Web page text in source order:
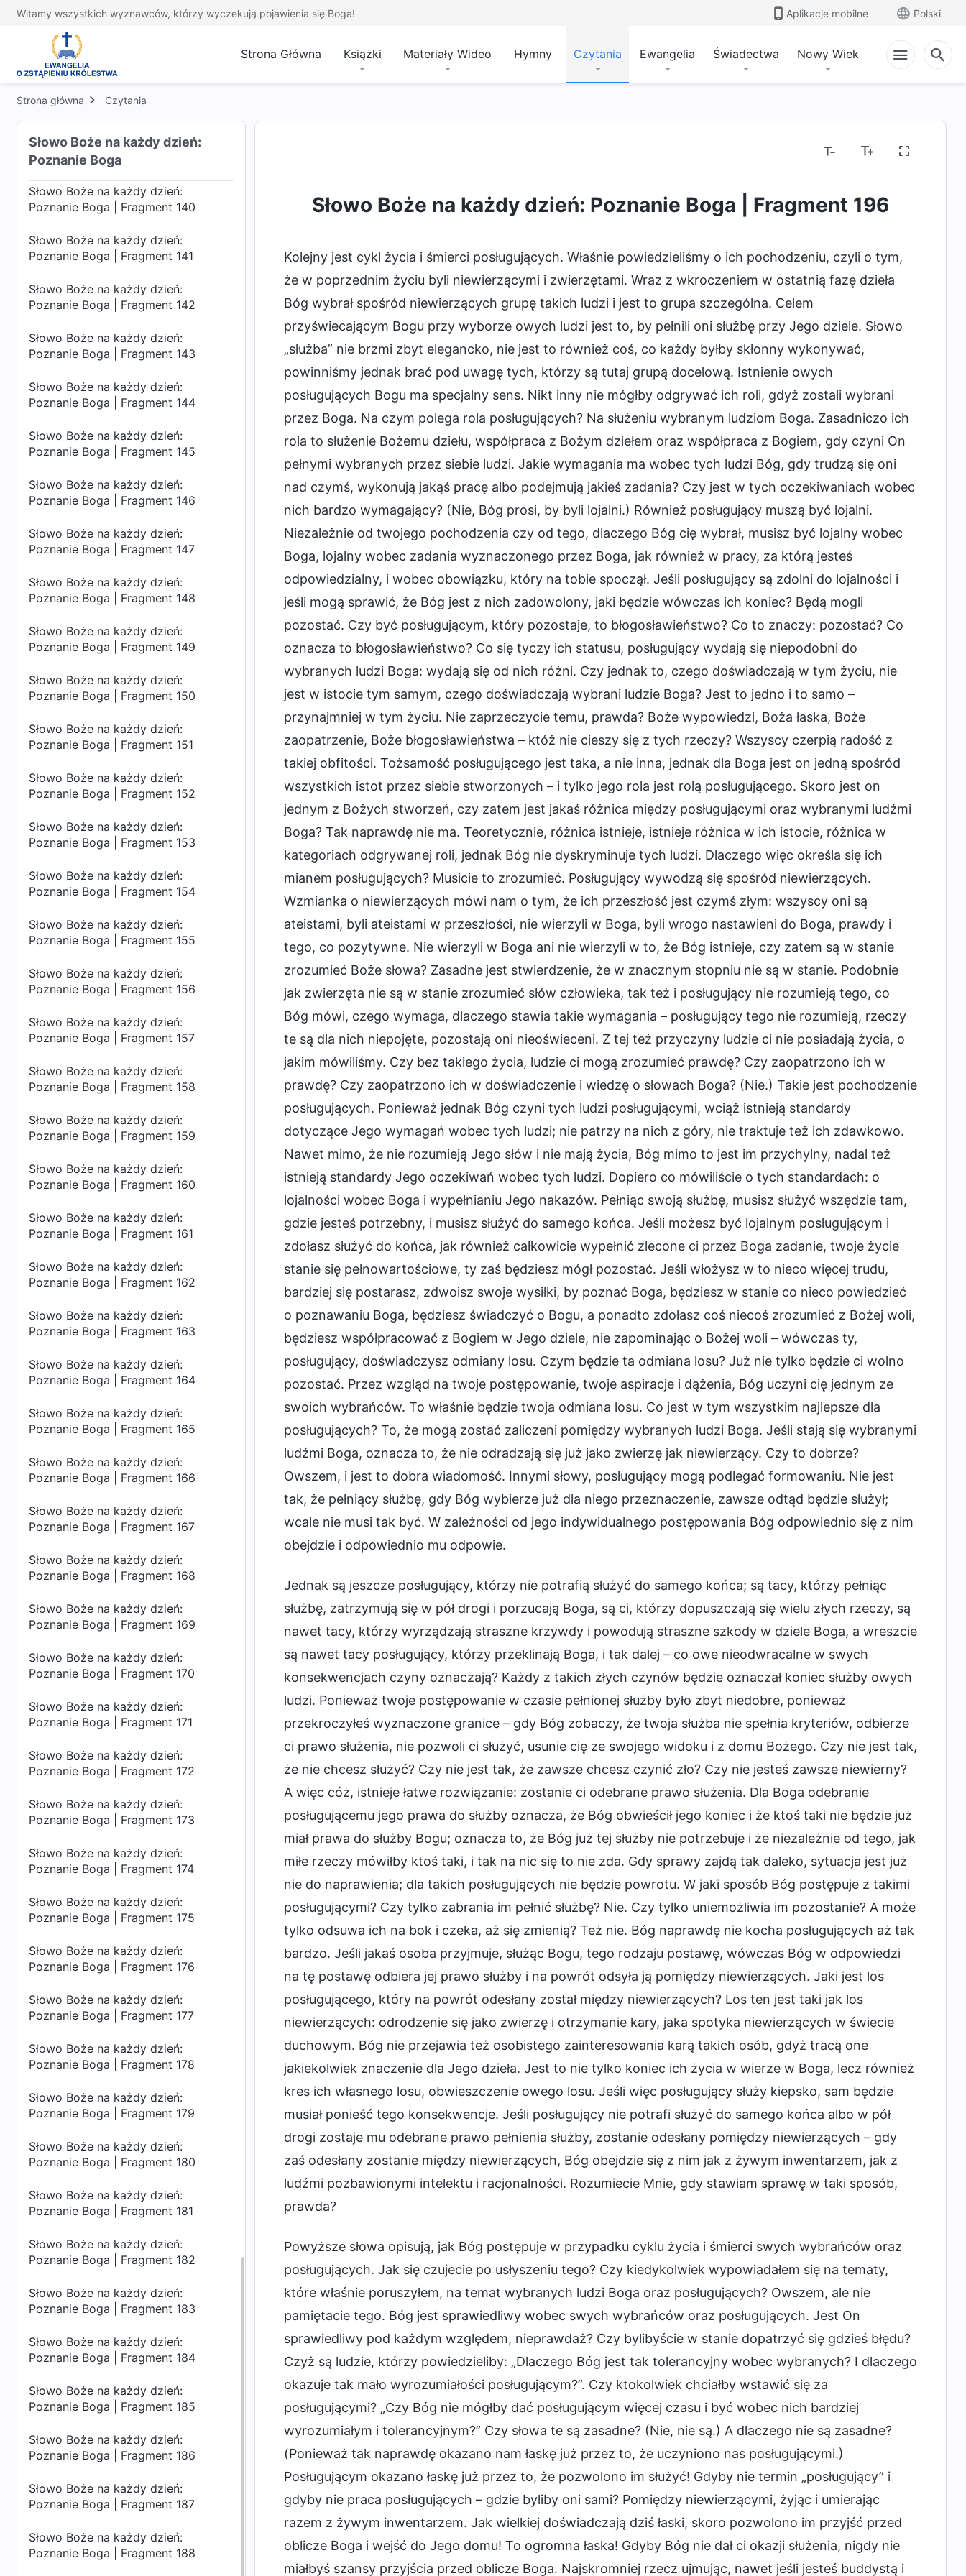
Witamy wszystkich wyznawców, którzy wyczekują pojawienia się Boga! Aplikacje mobilne Polski
Strona Główna Książki Materiały Wideo Hymny Czytania Ewangelia Świadectwa Nowy Wiek
Strona główna Czytania
Słowo Boże na każdy dzień:
Poznanie Boga
Poznanie Boga | Fragment 136
Słowo Boże na każdy dzień:
Poznanie Boga | Fragment 137
Słowo Boże na każdy dzień:
Poznanie Boga | Fragment 138
Słowo Boże na każdy dzień:
Poznanie Boga | Fragment 139
Słowo Boże na każdy dzień:
Poznanie Boga | Fragment 140
Słowo Boże na każdy dzień:
Poznanie Boga | Fragment 141
Słowo Boże na każdy dzień:
Poznanie Boga | Fragment 142
Słowo Boże na każdy dzień:
Poznanie Boga | Fragment 143
Słowo Boże na każdy dzień:
Poznanie Boga | Fragment 144
Słowo Boże na każdy dzień:
Poznanie Boga | Fragment 145
Słowo Boże na każdy dzień:
Poznanie Boga | Fragment 146
Słowo Boże na każdy dzień:
Poznanie Boga | Fragment 147
Słowo Boże na każdy dzień:
Poznanie Boga | Fragment 148
Słowo Boże na każdy dzień:
Poznanie Boga | Fragment 149
Słowo Boże na każdy dzień:
Poznanie Boga | Fragment 150
Słowo Boże na każdy dzień:
Poznanie Boga | Fragment 151
Słowo Boże na każdy dzień:
Poznanie Boga | Fragment 152
Słowo Boże na każdy dzień:
Poznanie Boga | Fragment 153
Słowo Boże na każdy dzień:
Poznanie Boga | Fragment 154
Słowo Boże na każdy dzień:
Poznanie Boga | Fragment 155
Słowo Boże na każdy dzień:
Poznanie Boga | Fragment 156
Słowo Boże na każdy dzień:
Poznanie Boga | Fragment 157
Słowo Boże na każdy dzień:
Poznanie Boga | Fragment 158
Słowo Boże na każdy dzień:
Poznanie Boga | Fragment 159
Słowo Boże na każdy dzień:
Poznanie Boga | Fragment 160
Słowo Boże na każdy dzień:
Poznanie Boga | Fragment 161
Słowo Boże na każdy dzień:
Poznanie Boga | Fragment 162
Słowo Boże na każdy dzień:
Poznanie Boga | Fragment 163
Słowo Boże na każdy dzień:
Poznanie Boga | Fragment 164
Słowo Boże na każdy dzień:
Poznanie Boga | Fragment 165
Słowo Boże na każdy dzień:
Poznanie Boga | Fragment 166
Słowo Boże na każdy dzień:
Poznanie Boga | Fragment 167
Słowo Boże na każdy dzień:
Poznanie Boga | Fragment 168
Słowo Boże na każdy dzień:
Poznanie Boga | Fragment 169
Słowo Boże na każdy dzień:
Poznanie Boga | Fragment 170
Słowo Boże na każdy dzień:
Poznanie Boga | Fragment 171
Słowo Boże na każdy dzień:
Poznanie Boga | Fragment 172
Słowo Boże na każdy dzień:
Poznanie Boga | Fragment 173
Słowo Boże na każdy dzień:
Poznanie Boga | Fragment 174
Słowo Boże na każdy dzień:
Poznanie Boga | Fragment 175
Słowo Boże na każdy dzień:
Poznanie Boga | Fragment 176
Słowo Boże na każdy dzień:
Poznanie Boga | Fragment 177
Słowo Boże na każdy dzień:
Poznanie Boga | Fragment 178
Słowo Boże na każdy dzień:
Poznanie Boga | Fragment 179
Słowo Boże na każdy dzień:
Poznanie Boga | Fragment 180
Słowo Boże na każdy dzień:
Poznanie Boga | Fragment 181
Słowo Boże na każdy dzień:
Poznanie Boga | Fragment 182
Słowo Boże na każdy dzień:
Poznanie Boga | Fragment 183
Słowo Boże na każdy dzień:
Poznanie Boga | Fragment 184
Słowo Boże na każdy dzień:
Poznanie Boga | Fragment 185
Słowo Boże na każdy dzień:
Poznanie Boga | Fragment 186
Słowo Boże na każdy dzień:
Poznanie Boga | Fragment 187
Słowo Boże na każdy dzień:
Poznanie Boga | Fragment 188
Słowo Boże na każdy dzień: Poznanie Boga | Fragment 196
Kolejny jest cykl życia i śmierci posługujących. Właśnie powiedzieliśmy o ich pochodzeniu, czyli o tym,
że w poprzednim życiu byli niewierzącymi i zwierzętami. Wraz z wkroczeniem w ostatnią fazę dzieła
Bóg wybrał spośród niewierzących grupę takich ludzi i jest to grupa szczególna. Celem
przyświecającym Bogu przy wyborze owych ludzi jest to, by pełnili oni służbę przy Jego dziele. Słowo
„służba” nie brzmi zbyt elegancko, nie jest to również coś, co każdy byłby skłonny wykonywać,
powinniśmy jednak brać pod uwagę tych, którzy są tutaj grupą docelową. Istnienie owych
posługujących Bogu ma specjalny sens. Nikt inny nie mógłby odgrywać ich roli, gdyż zostali wybrani
przez Boga. Na czym polega rola posługujących? Na służeniu wybranym ludziom Boga. Zasadniczo ich
rola to służenie Bożemu dziełu, współpraca z Bożym dziełem oraz współpraca z Bogiem, gdy czyni On
pełnymi wybranych przez siebie ludzi. Jakie wymagania ma wobec tych ludzi Bóg, gdy trudzą się oni
nad czymś, wykonują jakąś pracę albo podejmują jakieś zadania? Czy jest w tych oczekiwaniach wobec
nich bardzo wymagający? (Nie, Bóg prosi, by byli lojalni.) Również posługujący muszą być lojalni.
Niezależnie od twojego pochodzenia czy od tego, dlaczego Bóg cię wybrał, musisz być lojalny wobec
Boga, lojalny wobec zadania wyznaczonego przez Boga, jak również w pracy, za którą jesteś
odpowiedzialny, i wobec obowiązku, który na tobie spoczął. Jeśli posługujący są zdolni do lojalności i
jeśli mogą sprawić, że Bóg jest z nich zadowolony, jaki będzie wówczas ich koniec? Będą mogli
pozostać. Czy być posługującym, który pozostaje, to błogosławieństwo? Co to znaczy: pozostać? Co
oznacza to błogosławieństwo? Co się tyczy ich statusu, posługujący wydają się niepodobni do
wybranych ludzi Boga: wydają się od nich różni. Czy jednak to, czego doświadczają w tym życiu, nie
jest w istocie tym samym, czego doświadczają wybrani ludzie Boga? Jest to jedno i to samo –
przynajmniej w tym życiu. Nie zaprzeczycie temu, prawda? Boże wypowiedzi, Boża łaska, Boże
zaopatrzenie, Boże błogosławieństwa – któż nie cieszy się z tych rzeczy? Wszyscy czerpią radość z
takiej obfitości. Tożsamość posługującego jest taka, a nie inna, jednak dla Boga jest on jedną spośród
wszystkich istot przez siebie stworzonych – i tylko jego rola jest rolą posługującego. Skoro jest on
jednym z Bożych stworzeń, czy zatem jest jakaś różnica między posługującymi oraz wybranymi ludźmi
Boga? Tak naprawdę nie ma. Teoretycznie, różnica istnieje, istnieje różnica w ich istocie, różnica w
kategoriach odgrywanej roli, jednak Bóg nie dyskryminuje tych ludzi. Dlaczego więc określa się ich
mianem posługujących? Musicie to zrozumieć. Posługujący wywodzą się spośród niewierzących.
Wzmianka o niewierzących mówi nam o tym, że ich przeszłość jest czymś złym: wszyscy oni są
ateistami, byli ateistami w przeszłości, nie wierzyli w Boga, byli wrogo nastawieni do Boga, prawdy i
tego, co pozytywne. Nie wierzyli w Boga ani nie wierzyli w to, że Bóg istnieje, czy zatem są w stanie
zrozumieć Boże słowa? Zasadne jest stwierdzenie, że w znacznym stopniu nie są w stanie. Podobnie
jak zwierzęta nie są w stanie zrozumieć słów człowieka, tak też i posługujący nie rozumieją tego, co
Bóg mówi, czego wymaga, dlaczego stawia takie wymagania – posługujący tego nie rozumieją, rzeczy
te są dla nich niepojęte, pozostają oni nieoświeceni. Z tej też przyczyny ludzie ci nie posiadają życia, o
jakim mówiliśmy. Czy bez takiego życia, ludzie ci mogą zrozumieć prawdę? Czy zaopatrzono ich w
prawdę? Czy zaopatrzono ich w doświadczenie i wiedzę o słowach Boga? (Nie.) Takie jest pochodzenie
posługujących. Ponieważ jednak Bóg czyni tych ludzi posługującymi, wciąż istnieją standardy
dotyczące Jego wymagań wobec tych ludzi; nie patrzy na nich z góry, nie traktuje też ich zdawkowo.
Nawet mimo, że nie rozumieją Jego słów i nie mają życia, Bóg mimo to jest im przychylny, nadal też
istnieją standardy Jego oczekiwań wobec tych ludzi. Dopiero co mówiliście o tych standardach: o
lojalności wobec Boga i wypełnianiu Jego nakazów. Pełniąc swoją służbę, musisz służyć wszędzie tam,
gdzie jesteś potrzebny, i musisz służyć do samego końca. Jeśli możesz być lojalnym posługującym i
zdołasz służyć do końca, jak również całkowicie wypełnić zlecone ci przez Boga zadanie, twoje życie
stanie się pełnowartościowe, ty zaś będziesz mógł pozostać. Jeśli włożysz w to nieco więcej trudu,
bardziej się postarasz, zdwoisz swoje wysiłki, by poznać Boga, będziesz w stanie co nieco powiedzieć
o poznawaniu Boga, będziesz świadczyć o Bogu, a ponadto zdołasz coś niecoś zrozumieć z Bożej woli,
będziesz współpracować z Bogiem w Jego dziele, nie zapominając o Bożej woli – wówczas ty,
posługujący, doświadczysz odmiany losu. Czym będzie ta odmiana losu? Już nie tylko będzie ci wolno
pozostać. Przez wzgląd na twoje postępowanie, twoje aspiracje i dążenia, Bóg uczyni cię jednym ze
swoich wybrańców. To właśnie będzie twoja odmiana losu. Co jest w tym wszystkim najlepsze dla
posługujących? To, że mogą zostać zaliczeni pomiędzy wybranych ludzi Boga. Jeśli stają się wybranymi
ludźmi Boga, oznacza to, że nie odradzają się już jako zwierzę jak niewierzący. Czy to dobrze?
Owszem, i jest to dobra wiadomość. Innymi słowy, posługujący mogą podlegać formowaniu. Nie jest
tak, że pełniący służbę, gdy Bóg wybierze już dla niego przeznaczenie, zawsze odtąd będzie służył;
wcale nie musi tak być. W zależności od jego indywidualnego postępowania Bóg odpowiednio się z nim
obejdzie i odpowiednio mu odpowie.
Jednak są jeszcze posługujący, którzy nie potrafią służyć do samego końca; są tacy, którzy pełniąc
służbę, zatrzymują się w pół drogi i porzucają Boga, są ci, którzy dopuszczają się wielu złych rzeczy, są
nawet tacy, którzy wyrządzają straszne krzywdy i powodują straszne szkody w dziele Boga, a wreszcie
są nawet tacy posługujący, którzy przeklinają Boga, i tak dalej – co owe nieodwracalne w swych
konsekwencjach czyny oznaczają? Każdy z takich złych czynów będzie oznaczał koniec służby owych
ludzi. Ponieważ twoje postępowanie w czasie pełnionej służby było zbyt niedobre, ponieważ
przekroczyłeś wyznaczone granice – gdy Bóg zobaczy, że twoja służba nie spełnia kryteriów, odbierze
ci prawo służenia, nie pozwoli ci służyć, usunie cię ze swojego widoku i z domu Bożego. Czy nie jest tak,
że nie chcesz służyć? Czy nie jest tak, że zawsze chcesz czynić zło? Czy nie jesteś zawsze niewierny?
A więc cóż, istnieje łatwe rozwiązanie: zostanie ci odebrane prawo służenia. Dla Boga odebranie
posługującemu jego prawa do służby oznacza, że Bóg obwieścił jego koniec i że ktoś taki nie będzie już
miał prawa do służby Bogu; oznacza to, że Bóg już tej służby nie potrzebuje i że niezależnie od tego, jak
miłe rzeczy mówiłby ktoś taki, i tak na nic się to nie zda. Gdy sprawy zajdą tak daleko, sytuacja jest już
nie do naprawienia; dla takich posługujących nie będzie powrotu. W jaki sposób Bóg postępuje z takimi
posługującymi? Czy tylko zabrania im pełnić służbę? Nie. Czy tylko uniemożliwia im pozostanie? A może
tylko odsuwa ich na bok i czeka, aż się zmienią? Też nie. Bóg naprawdę nie kocha posługujących aż tak
bardzo. Jeśli jakaś osoba przyjmuje, służąc Bogu, tego rodzaju postawę, wówczas Bóg w odpowiedzi
na tę postawę odbiera jej prawo służby i na powrót odsyła ją pomiędzy niewierzących. Jaki jest los
posługującego, który na powrót odesłany został między niewierzących? Los ten jest taki jak los
niewierzących: odrodzenie się jako zwierzę i otrzymanie kary, jaka spotyka niewierzących w świecie
duchowym. Bóg nie przejawia też osobistego zainteresowania karą takich osób, gdyż tracą one
jakiekolwiek znaczenie dla Jego dzieła. Jest to nie tylko koniec ich życia w wierze w Boga, lecz również
kres ich własnego losu, obwieszczenie owego losu. Jeśli więc posługujący służy kiepsko, sam będzie
musiał ponieść tego konsekwencje. Jeśli posługujący nie potrafi służyć do samego końca albo w pół
drogi zostaje mu odebrane prawo pełnienia służby, zostanie odesłany pomiędzy niewierzących – gdy
zaś odesłany zostanie między niewierzących, Bóg obejdzie się z nim jak z żywym inwentarzem, jak z
ludźmi pozbawionymi intelektu i racjonalności. Rozumiecie Mnie, gdy stawiam sprawę w taki sposób,
prawda?
Powyższe słowa opisują, jak Bóg postępuje w przypadku cyklu życia i śmierci swych wybrańców oraz
posługujących. Jak się czujecie po usłyszeniu tego? Czy kiedykolwiek wypowiadałem się na tematy,
które właśnie poruszyłem, na temat wybranych ludzi Boga oraz posługujących? Owszem, ale nie
pamiętacie tego. Bóg jest sprawiedliwy wobec swych wybrańców oraz posługujących. Jest On
sprawiedliwy pod każdym względem, nieprawdaż? Czy bylibyście w stanie dopatrzyć się gdzieś błędu?
Czyż są ludzie, którzy powiedzieliby: „Dlaczego Bóg jest tak tolerancyjny wobec wybranych? I dlaczego
okazuje tak mało wyrozumiałości posługującym?”. Czy ktokolwiek chciałby wstawić się za
posługującymi? „Czy Bóg nie mógłby dać posługującym więcej czasu i być wobec nich bardziej
wyrozumiałym i tolerancyjnym?” Czy słowa te są zasadne? (Nie, nie są.) A dlaczego nie są zasadne?
(Ponieważ tak naprawdę okazano nam łaskę już przez to, że uczyniono nas posługującymi.)
Posługującym okazano łaskę już przez to, że pozwolono im służyć! Gdyby nie termin „posługujący” i
gdyby nie praca posługujących – gdzie byliby oni sami? Pomiędzy niewierzącymi, żyjąc i umierając
razem z żywym inwentarzem. Jak wielkiej doświadczają dziś łaski, skoro pozwolono im przyjść przed
oblicze Boga i wejść do Jego domu! To ogromna łaska! Gdyby Bóg nie dał ci okazji służenia, nigdy nie
miałbyś szansy przyjścia przed oblicze Boga. Najskromniej rzecz ujmując, nawet jeśli jesteś buddystą i